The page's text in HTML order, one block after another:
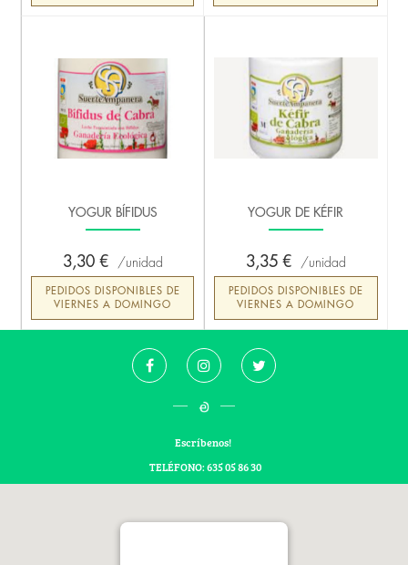
YOGUR BÍFIDUS
3,30 € unidad
PEDIDOS DISPONIBLES DE
VIERNES A DOMINGO
YOGUR DE KÉFIR
3,35 € unidad
PEDIDOS DISPONIBLES DE
VIERNES A DOMINGO
Escríbenos!
TELÉFONO: 635 05 86 30